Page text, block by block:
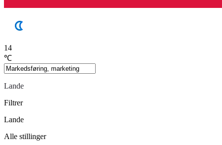
14
℃
Lande
Filtrer
Lande
Alle stillinger